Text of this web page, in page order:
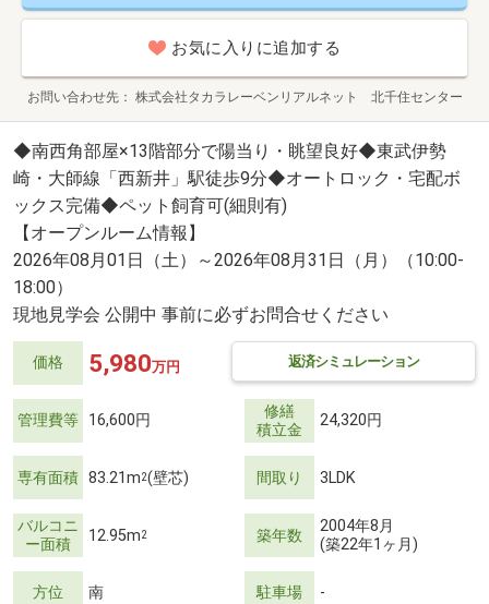
お気に入りに追加する
お問い合わせ先 株式会社タカラレーベンリアルネット 北千住センター
◆南西角部屋×13階部分で陽当り・眺望良好◆東武伊勢
崎・大師線「西新井」駅徒歩9分◆オートロック・宅配ボ
ックス完備◆ペット飼育可(細則有)
【オープンルーム情報】
2026年08月01日（土）～2026年08月31日（月）（10:00-
18:00）
現地見学会 公開中 事前に必ずお問合せください
価格 返済シミュレーション
5,980万円
管理費等 16,600円
修繕
積立金
24,320円
専有面積 83.21m2(壁芯) 間取り 3LDK
バルコニ
ー面積
12.95m2 築年数
2004年8月
(築22年1ヶ月)
方位 南 駐車場 -